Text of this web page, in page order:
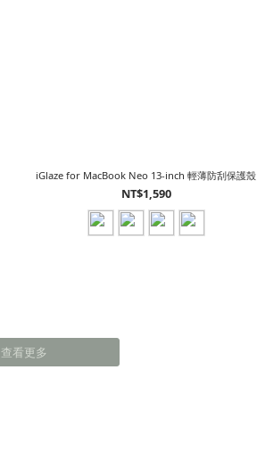
iGlaze for MacBook Neo 13-inch 輕薄防刮保護殼
NT$1,590
查看更多